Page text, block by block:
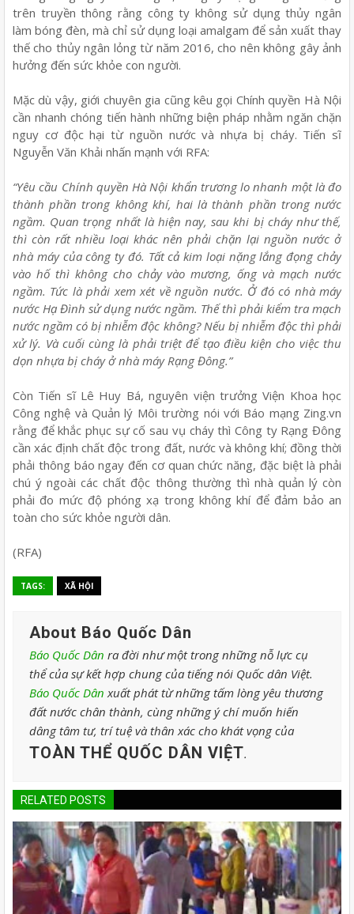
trên truyền thông rằng công ty không sử dụng thủy ngân
làm bóng đèn, mà chỉ sử dụng loại amalgam để sản xuất thay
thế cho thủy ngân lỏng từ năm 2016, cho nên không gây ảnh
hưởng đến sức khỏe con người.
Mặc dù vậy, giới chuyên gia cũng kêu gọi Chính quyền Hà Nội
cần nhanh chóng tiến hành những biện pháp nhằm ngăn chặn
nguy cơ độc hại từ nguồn nước và nhựa bị cháy. Tiến sĩ
Nguyễn Văn Khải nhấn mạnh với RFA:
“Yêu cầu Chính quyền Hà Nội khẩn trương lo nhanh một là đo
thành phần trong không khí, hai là thành phần trong nước
ngầm. Quan trọng nhất là hiện nay, sau khi bị cháy như thế,
thì còn rất nhiều loại khác nên phải chặn lại nguồn nước ở
nhà máy của công ty đó. Tất cả kim loại nặng lắng đọng chảy
vào hố thì không cho chảy vào mương, ống và mạch nước
ngầm. Tức là phải xem xét về nguồn nước. Ở đó có nhà máy
nước Hạ Đình sử dụng nước ngầm. Thế thì phải kiểm tra mạch
nước ngầm có bị nhiễm độc không? Nếu bị nhiễm độc thì phải
xử lý. Và cuối cùng là phải triệt để tạo điều kiện cho việc thu
dọn nhựa bị cháy ở nhà máy Rạng Đông.”
Còn Tiến sĩ Lê Huy Bá, nguyên viện trưởng Viện Khoa học
Công nghệ và Quản lý Môi trường nói với Báo mạng Zing.vn
rằng để khắc phục sự cố sau vụ cháy thì Công ty Rạng Đông
cần xác định chất độc trong đất, nước và không khí; đồng thời
phải thông báo ngay đến cơ quan chức năng, đặc biệt là phải
chú ý ngoài các chất độc thông thường thì nhà quản lý còn
phải đo mức độ phóng xạ trong không khí để đảm bảo an
toàn cho sức khỏe người dân.
(RFA)
TAGS: XÃ HỘI
About Báo Quốc Dân
Báo Quốc Dân ra đời như một trong những nỗ lực cụ
thể của sự kết hợp chung của tiếng nói Quốc dân Việt.
Báo Quốc Dân xuất phát từ những tấm lòng yêu thương
đất nước chân thành, cùng những ý chí muốn hiến
dâng tâm tư, trí tuệ và thân xác cho khát vọng của
TOÀN THỂ QUỐC DÂN VIỆT.
RELATED POSTS